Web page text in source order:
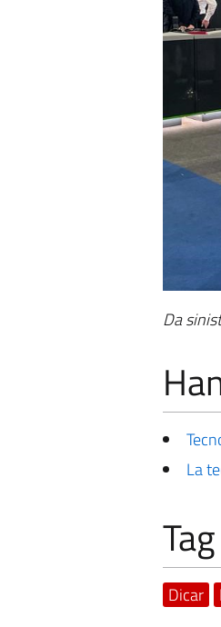
Da
La
Tag
Dicar